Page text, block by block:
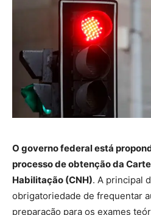
O governo federal está
processo de obtenção da
Habilitação (CNH). A principal
obrigatoriedade de frequentar
preparação para os exames